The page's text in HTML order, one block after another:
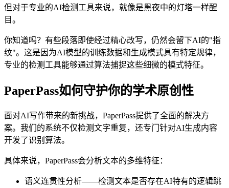
但对于专业的AI检测工具来说，就像是黑夜中的灯塔一样醒
目。
你知道吗？有些段落即使经过精心改写，仍然会留下AI的"指
纹"。这是因为AI模型的训练数据和生成模式具有特定规律，
专业的检测工具能够通过算法捕捉这些细微的模式特征。
PaperPass如何守护你的学术原创性
面对AI写作带来的新挑战，PaperPass提供了全面的解决方
案。我们的系统不仅检测文字重复，还专门针对AI生成内容
开发了识别算法。
具体来说，PaperPass会分析文本的多维特征：
语义连贯性分析——检测文本是否存在AI特有的逻辑跳